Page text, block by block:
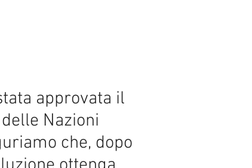
approvata il
Nazioni
che, dopo